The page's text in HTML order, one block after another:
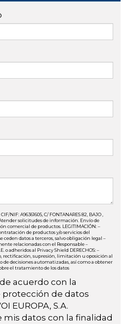
CIF/NIF: A96361605, C/ FONTANARES 82, BAJO ,
Atender solicitudes de información. Envío de
comercial de productos. LEGITIMACIÓN: –
de productos y/o servicios del
ceden datos a terceros, salvo obligación legal –
relacionadas con el Responsable –
o adheridos al Privacy Shield DERECHOS: –
rectificación, supresión, limitación u oposición al
de decisiones automatizadas, así como a obtener
el tratamiento de los datos
acuerdo con la
de datos
EUROPA, S.A.
mis datos con la finalidad